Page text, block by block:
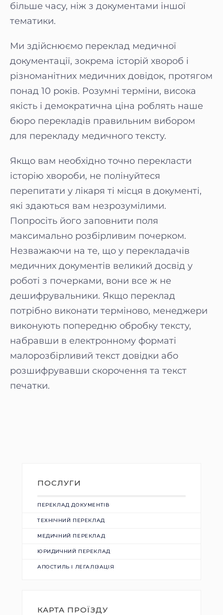
більше часу, ніж з документами іншої
тематики.
Ми здійснюємо переклад медичної
документації, зокрема історій хвороб і
різноманітних медичних довідок, протягом
понад 10 років. Розумні терміни, висока
якість і демократична ціна роблять наше
бюро перекладів правильним вибором
для перекладу медичного тексту.
Якщо вам необхідно точно перекласти
історію хвороби, не полінуйтеся
перепитати у лікаря ті місця в документі,
які здаються вам незрозумілими.
Попросіть його заповнити поля
максимально розбірливим почерком.
Незважаючи на те, що у перекладачів
медичних документів великий досвід у
роботі з почерками, вони все ж не
дешифрувальники. Якщо переклад
потрібно виконати терміново, менеджери
виконують попередню обробку тексту,
набравши в електронному форматі
малорозбірливий текст довідки або
розшифрувавши скорочення та текст
печатки.
ПОСЛУГИ
ПЕРЕКЛАД ДОКУМЕНТІВ
ТЕХНІЧНИЙ ПЕРЕКЛАД
МЕДИЧНИЙ ПЕРЕКЛАД
ЮРИДИЧНИЙ ПЕРЕКЛАД
АПОСТИЛЬ І ЛЕГАЛІЗАЦІЯ
КАРТА ПРОЇЗДУ